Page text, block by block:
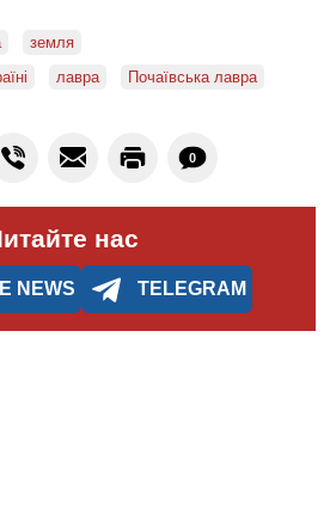
земля
лавра Почаївська лавра
0
нас
NEWS TELEGRAM